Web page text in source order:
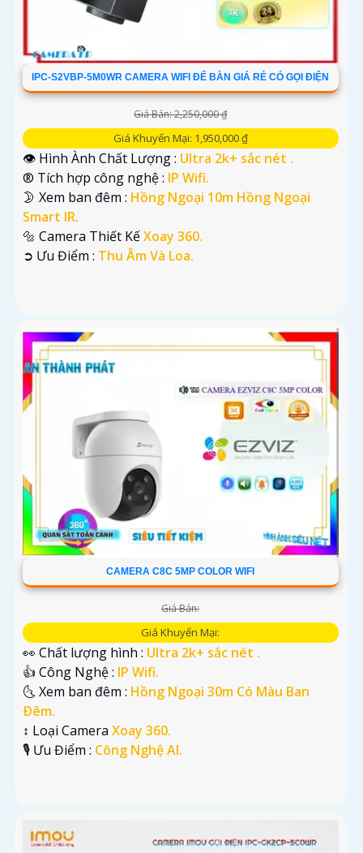
IPC-S2VBP-5M0WR CAMERA WIFI ĐỂ BÀN GIÁ RẺ CÓ GỌI ĐIỆN
Giá Bán: 2,250,000 ₫
Giá Khuyến Mại: 1,950,000 ₫
👁 Hình Ành Chất Lượng : Ultra 2k+ sắc nét .
®️ Tích hợp công nghệ : IP Wifi.
🌛 Xem ban đêm : Hồng Ngoại 10m Hồng Ngoại
Smart IR.
🔩 Camera Thiết KếXoay 360.
️➲ Ưu Điểm : Thu Âm Và Loa.
CAMERA C8C 5MP COLOR WIFI
Giá Bán:
Giá Khuyến Mại:
👀 Chất lượng hình : Ultra 2k+ sắc nét .
👍 Công Nghệ : IP Wifi.
🌜 Xem ban đêm : Hồng Ngoại 30m Có Màu Ban
Ðêm.
↕️ Loại Camera Xoay 360.
️🎙 Ưu Điểm : Công Nghệ AI.